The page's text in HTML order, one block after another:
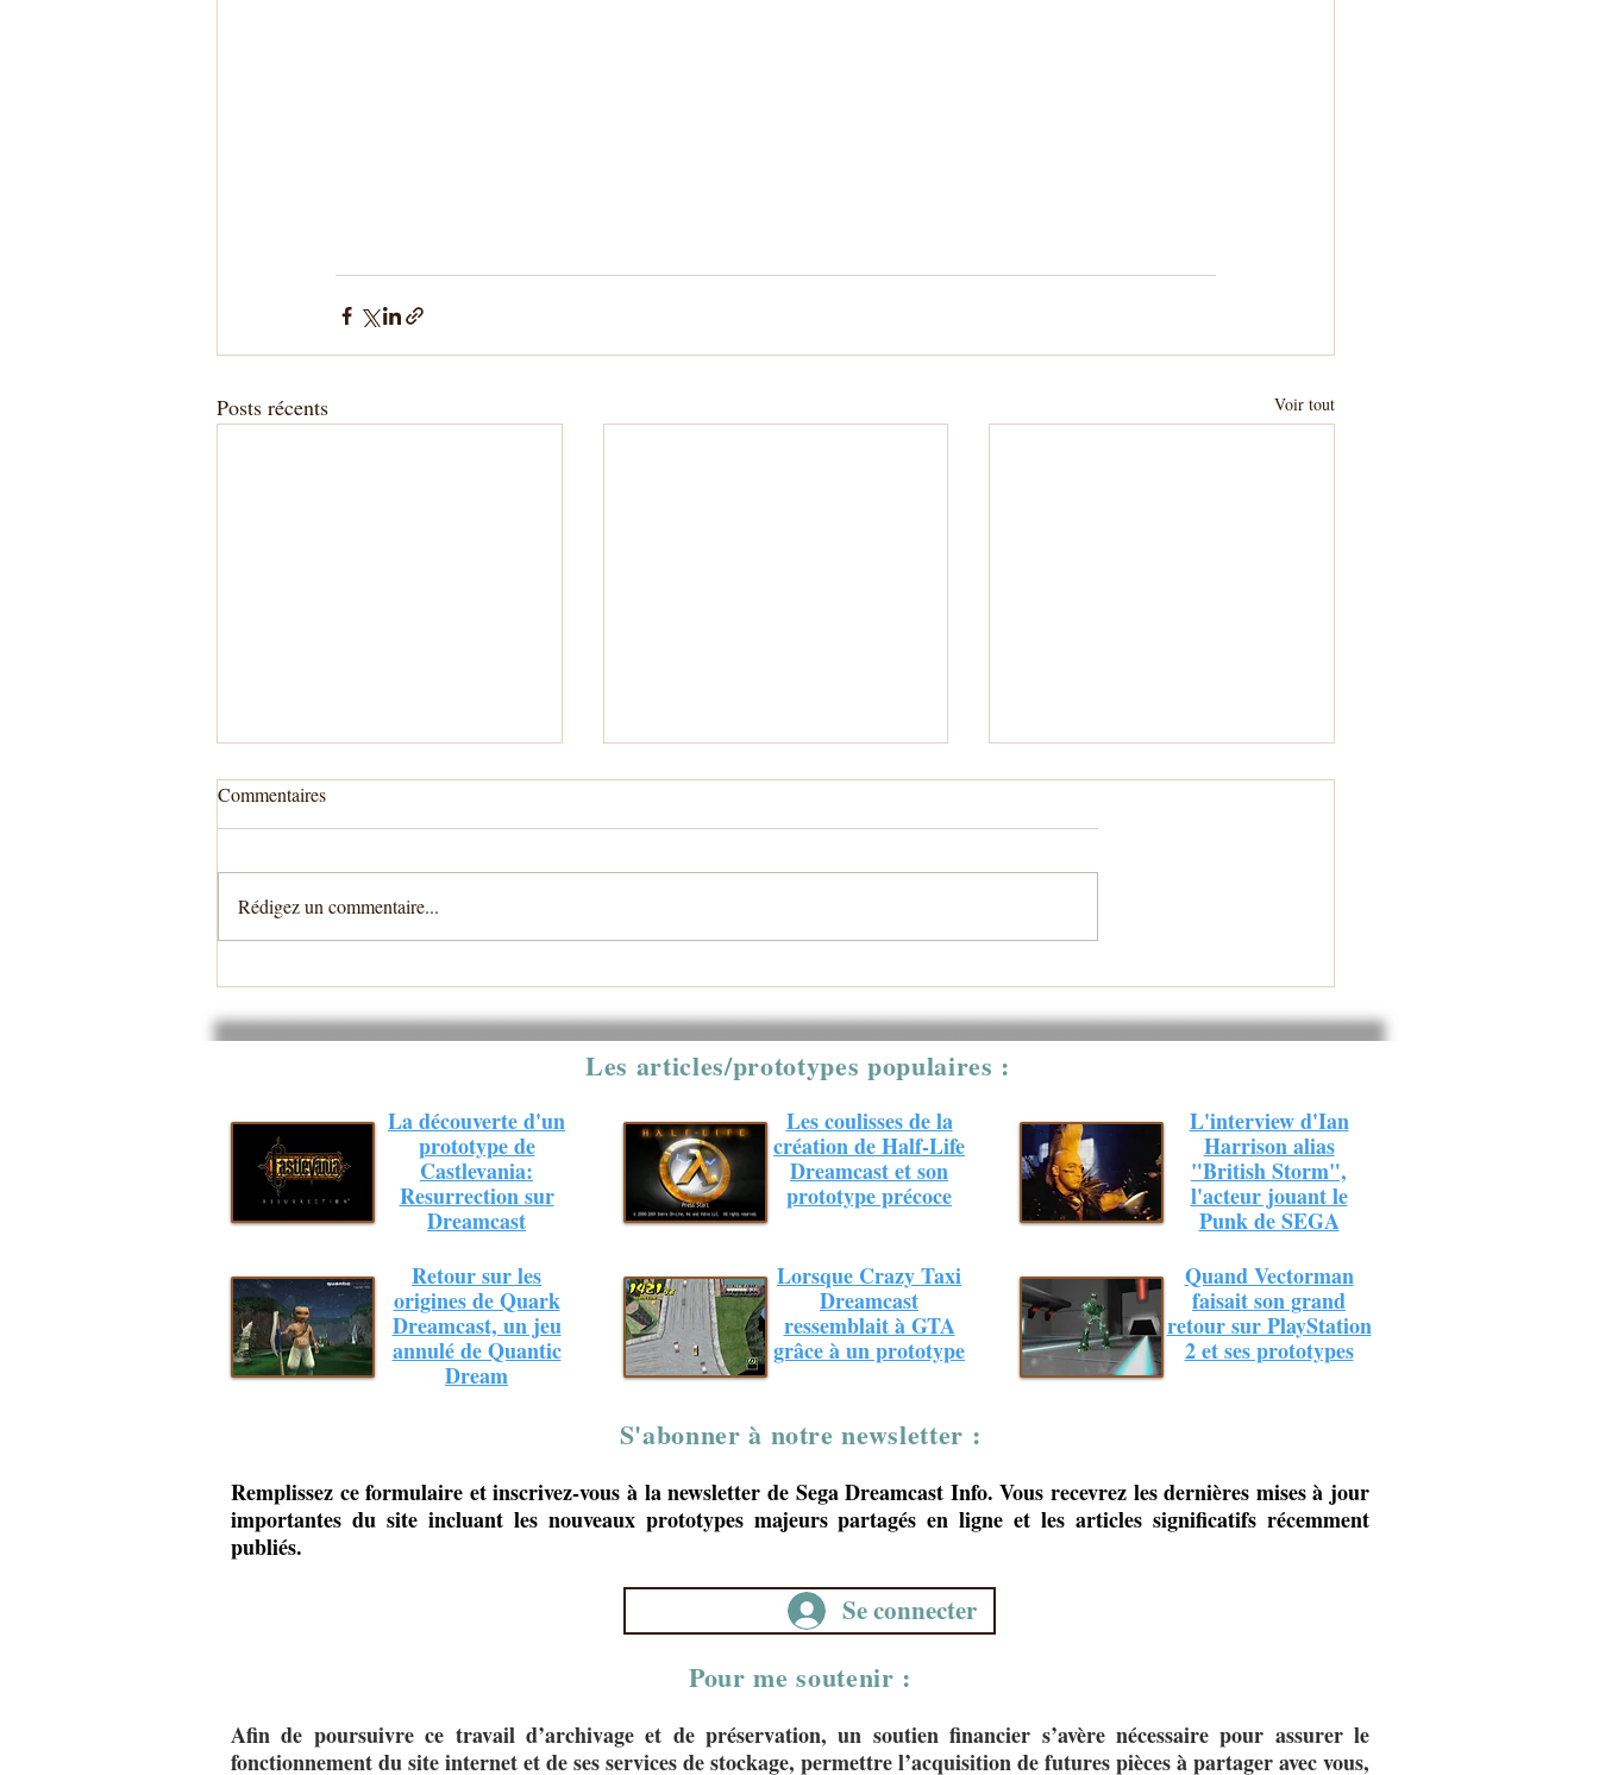
Posts récents Voir tout
Dreamcast Info
Commentaires
Rédigez un commentaire...
Les articles/prototypes populaires :
La découverte d'un
prototype de
Castlevania:
Resurrection sur
Dreamcast
Les coulisses de la
création de Half-Life
Dreamcast et son
prototype précoce
L'interview d'Ian
Harrison alias
"British Storm",
l'acteur jouant le
Punk de SEGA
Retour sur les
origines de Quark
Dreamcast, un jeu
annulé de Quantic
Dream
Lorsque Crazy Taxi
Dreamcast
ressemblait à GTA
grâce à un prototype
Quand Vectorman
faisait son grand
retour sur PlayStation
2 et ses prototypes
S'abonner à notre newsletter :
Remplissez ce formulaire et inscrivez-vous à la newsletter de Sega Dreamcast Info. Vous recevrez les dernières mises à jour
importantes du site incluant les nouveaux prototypes majeurs partagés en ligne et les articles significatifs récemment
publiés.
Se connecter
Pour me soutenir :
Afin de poursuivre ce travail d’archivage et de préservation, un soutien financier s’avère nécessaire pour assurer le
fonctionnement du site internet et de ses services de stockage, permettre l’acquisition de futures pièces à partager avec vous,